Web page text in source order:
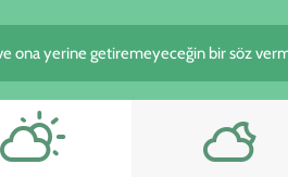
ona yerine getiremeyeceğin bir söz